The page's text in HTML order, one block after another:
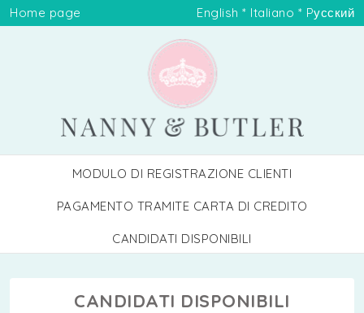
Home page English * Italiano * Pусский
MODULO DI REGISTRAZIONE CLIENTI
PAGAMENTO TRAMITE CARTA DI CREDITO
CANDIDATI DISPONIBILI
CANDIDATI DISPONIBILI